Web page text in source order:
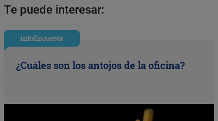
Te puede interesar:
infoEncuesta
¿Cuáles son los antojos de la oficina?